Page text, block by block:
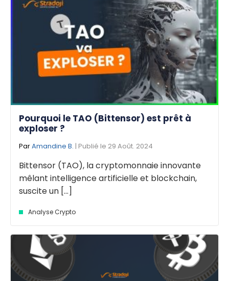
Pourquoi le TAO (Bittensor) est prêt à
exploser ?
ParAmandine B. | Publié le 29 Août. 2024
Bittensor (TAO), la cryptomonnaie innovante
mêlant intelligence artificielle et blockchain,
suscite un [...]
Analyse Crypto